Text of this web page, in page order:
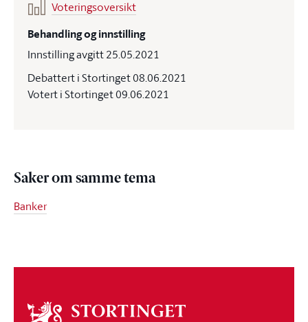
Voteringsoversikt
Behandling og innstilling
Innstilling avgitt 25.05.2021
Debattert i Stortinget 08.06.2021
Votert i Stortinget 09.06.2021
Saker om samme tema
Banker
Om